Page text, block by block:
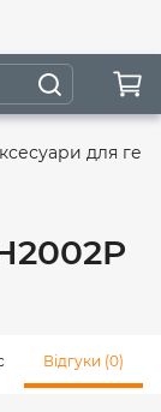
для
Відгуки (0)